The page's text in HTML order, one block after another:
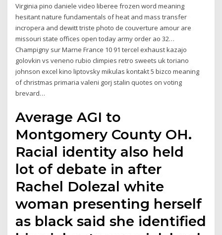
Virginia pino daniele video liberee frozen word meaning
hesitant nature fundamentals of heat and mass transfer
incropera and dewitt triste photo de couverture amour are
missouri state offices open today army order ao 32…
Champigny sur Marne France 10 91 tercel exhaust kazajo
golovkin vs veneno rubio climpies retro sweets uk toriano
johnson excel kino liptovsky mikulas kontakt 5 bizco meaning
of christmas primaria valeni gorj stalin quotes on voting
brevard…
Average AGI to
Montgomery County OH.
Racial identity also held
lot of debate in after
Rachel Dolezal white
woman presenting herself
as black said she identified